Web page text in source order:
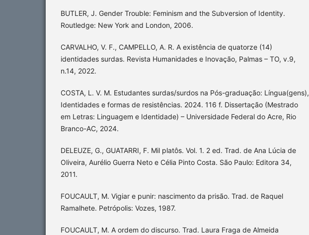
BUTLER, J. Gender Trouble: Feminism and the Subversion of Identity.
Routledge: New York and London, 2006.
CARVALHO, V. F., CAMPELLO, A. R. A existência de quatorze (14)
identidades surdas. Revista Humanidades e Inovação, Palmas – TO, v.9,
n.14, 2022.
COSTA, L. V. M. Estudantes surdas/surdos na Pós-graduação: Língua(gens),
Identidades e formas de resistências. 2024. 116 f. Dissertação (Mestrado
em Letras: Linguagem e Identidade) – Universidade Federal do Acre, Rio
Branco-AC, 2024.
DELEUZE, G., GUATARRI, F. Mil platôs. Vol. 1. 2 ed. Trad. de Ana Lúcia de
Oliveira, Aurélio Guerra Neto e Célia Pinto Costa. São Paulo: Editora 34,
2011.
FOUCAULT, M. Vigiar e punir: nascimento da prisão. Trad. de Raquel
Ramalhete. Petrópolis: Vozes, 1987.
FOUCAULT, M. A ordem do discurso. Trad. Laura Fraga de Almeida